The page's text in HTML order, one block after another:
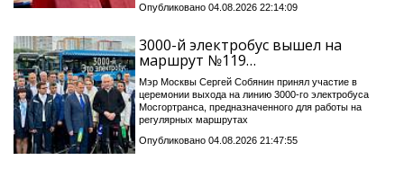
Опубликовано 04.08.2026 22:14:09
3000-й электробус вышел на
маршрут №119…
Мэр Москвы Сергей Собянин принял участие в
церемонии выхода на линию 3000-го электробуса
Мосгортранса, предназначенного для работы на
регулярных маршрутах
Опубликовано 04.08.2026 21:47:55